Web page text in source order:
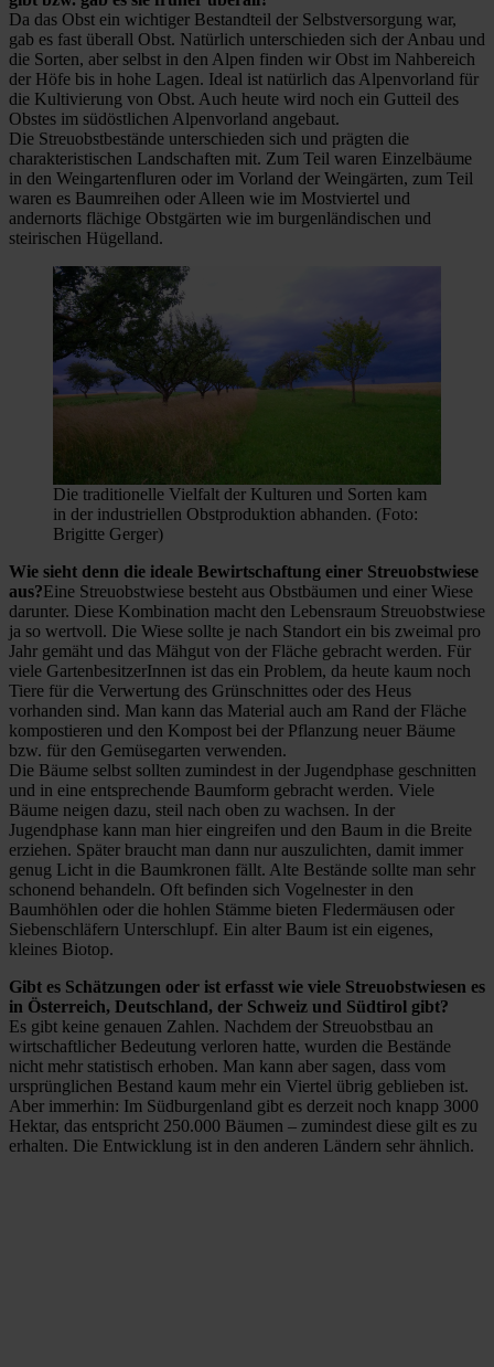
Da das Obst ein wichtiger Bestandteil der Selbstversorgung war,
gab es fast überall Obst. Natürlich unterschieden sich der Anbau und
die Sorten, aber selbst in den Alpen finden wir Obst im Nahbereich
der Höfe bis in hohe Lagen. Ideal ist natürlich das Alpenvorland für
die Kultivierung von Obst. Auch heute wird noch ein Gutteil des
Obstes im südöstlichen Alpenvorland angebaut.
Die Streuobstbestände unterschieden sich und prägten die
charakteristischen Landschaften mit. Zum Teil waren Einzelbäume
in den Weingartenfluren oder im Vorland der Weingärten, zum Teil
waren es Baumreihen oder Alleen wie im Mostviertel und
andernorts flächige Obstgärten wie im burgenländischen und
steirischen Hügelland.
Die traditionelle Vielfalt der Kulturen und Sorten kam
in der industriellen Obstproduktion abhanden. (Foto:
Brigitte Gerger)
Wie sieht denn die ideale Bewirtschaftung einer Streuobstwiese
aus?Eine Streuobstwiese besteht aus Obstbäumen und einer Wiese
darunter. Diese Kombination macht den Lebensraum Streuobstwiese
ja so wertvoll. Die Wiese sollte je nach Standort ein bis zweimal pro
Jahr gemäht und das Mähgut von der Fläche gebracht werden. Für
viele GartenbesitzerInnen ist das ein Problem, da heute kaum noch
Tiere für die Verwertung des Grünschnittes oder des Heus
vorhanden sind. Man kann das Material auch am Rand der Fläche
kompostieren und den Kompost bei der Pflanzung neuer Bäume
bzw. für den Gemüsegarten verwenden.
Die Bäume selbst sollten zumindest in der Jugendphase geschnitten
und in eine entsprechende Baumform gebracht werden. Viele
Bäume neigen dazu, steil nach oben zu wachsen. In der
Jugendphase kann man hier eingreifen und den Baum in die Breite
erziehen. Später braucht man dann nur auszulichten, damit immer
genug Licht in die Baumkronen fällt. Alte Bestände sollte man sehr
schonend behandeln. Oft befinden sich Vogelnester in den
Baumhöhlen oder die hohlen Stämme bieten Fledermäusen oder
Siebenschläfern Unterschlupf. Ein alter Baum ist ein eigenes,
kleines Biotop.
Gibt es Schätzungen oder ist erfasst wie viele Streuobstwiesen es
in Österreich, Deutschland, der Schweiz und Südtirol gibt?
Es gibt keine genauen Zahlen. Nachdem der Streuobstbau an
wirtschaftlicher Bedeutung verloren hatte, wurden die Bestände
nicht mehr statistisch erhoben. Man kann aber sagen, dass vom
ursprünglichen Bestand kaum mehr ein Viertel übrig geblieben ist.
Aber immerhin: Im Südburgenland gibt es derzeit noch knapp 3000
Hektar, das entspricht 250.000 Bäumen – zumindest diese gilt es zu
erhalten. Die Entwicklung ist in den anderen Ländern sehr ähnlich.